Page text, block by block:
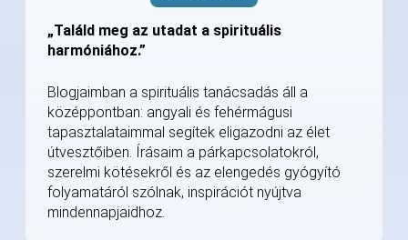
„Találd meg az utadat a spirituális
harmóniához.”
Blogjaimban a spirituális tanácsadás áll a
középpontban: angyali és fehérmágusi
tapasztalataimmal segítek eligazodni az élet
útvesztőiben. Írásaim a párkapcsolatokról,
szerelmi kötésekről és az elengedés gyógyító
folyamatáról szólnak, inspirációt nyújtva
mindennapjaidhoz.